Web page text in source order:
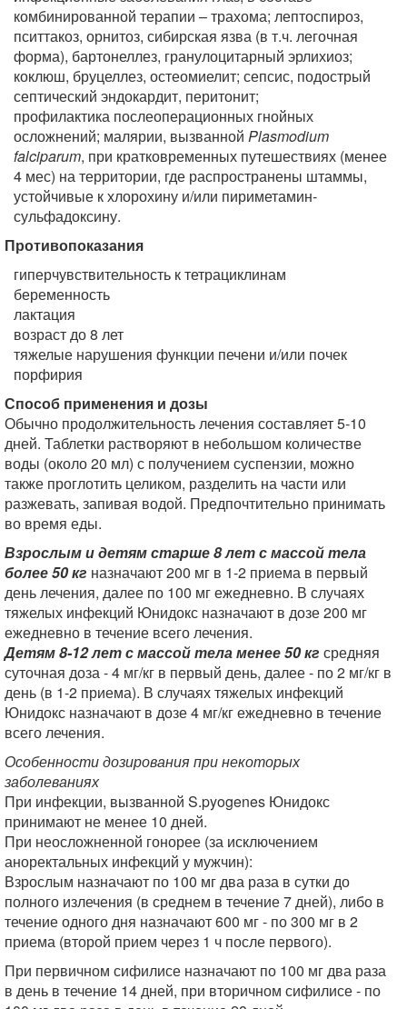
комбинированной терапии – трахома; лептоспироз,
пситтакоз, орнитоз, сибирская язва (в т.ч. легочная
форма), бартонеллез, гранулоцитарный эрлихиоз;
коклюш, бруцеллез, остеомиелит; сепсис, подострый
септический эндокардит, перитонит;
профилактика послеоперационных гнойных
осложнений; малярии, вызванной Plasmodium
falciparum, при кратковременных путешествиях (менее
4 мес) на территории, где распространены штаммы,
устойчивые к хлорохину и/или пириметамин-
сульфадоксину.
Противопоказания
гиперчувствительность к тетрациклинам
беременность
лактация
возраст до 8 лет
тяжелые нарушения функции печени и/или почек
порфирия
Способ применения и дозы
Обычно продолжительность лечения составляет 5-10
дней. Таблетки растворяют в небольшом количестве
воды (около 20 мл) с получением суспензии, можно
также проглотить целиком, разделить на части или
разжевать, запивая водой. Предпочтительно принимать
во время еды.
Взрослым и детям старше 8 лет с массой тела
более 50 кг назначают 200 мг в 1-2 приема в первый
день лечения, далее по 100 мг ежедневно. В случаях
тяжелых инфекций Юнидокс назначают в дозе 200 мг
ежедневно в течение всего лечения.
Детям 8-12 лет с массой тела менее 50 кг средняя
суточная доза - 4 мг/кг в первый день, далее - по 2 мг/кг в
день (в 1-2 приема). В случаях тяжелых инфекций
Юнидокс назначают в дозе 4 мг/кг ежедневно в течение
всего лечения.
Особенности дозирования при некоторых
заболеваниях
При инфекции, вызванной S.pyogenes Юнидокс
принимают не менее 10 дней.
При неосложненной гонорее (за исключением
аноректальных инфекций у мужчин):
Взрослым назначают по 100 мг два раза в сутки до
полного излечения (в среднем в течение 7 дней), либо в
течение одного дня назначают 600 мг - по 300 мг в 2
приема (второй прием через 1 ч после первого).
При первичном сифилисе назначают по 100 мг два раза
в день в течение 14 дней, при вторичном сифилисе - по